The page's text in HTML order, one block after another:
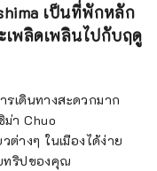
เป็นที่พักหลัก
เพลิดเพลินไปกับฤดู
รเดินทางสะดวกมาก
า Chuo
ต่างๆ ในเมืองได้ง่าย
ทริปของคุณ